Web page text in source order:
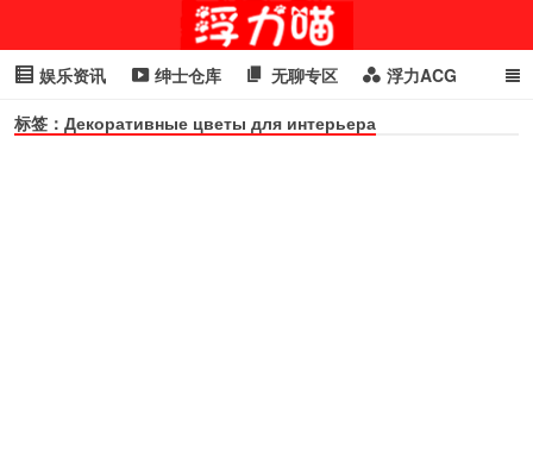
娱乐资讯 绅士仓库 无聊专区 浮力ACG
浮力GIF 明星头条 浮力资讯 头条女神 萌妹专区
标签：Декоративные цветы для интерьера